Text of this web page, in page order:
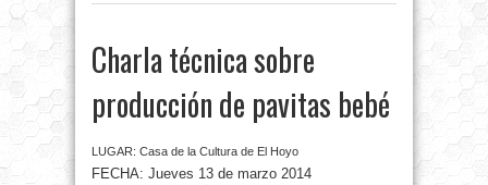
Charla técnica sobre
producción de pavitas bebé
LUGAR: Casa de la Cultura de El Hoyo
FECHA: Jueves 13 de marzo 2014